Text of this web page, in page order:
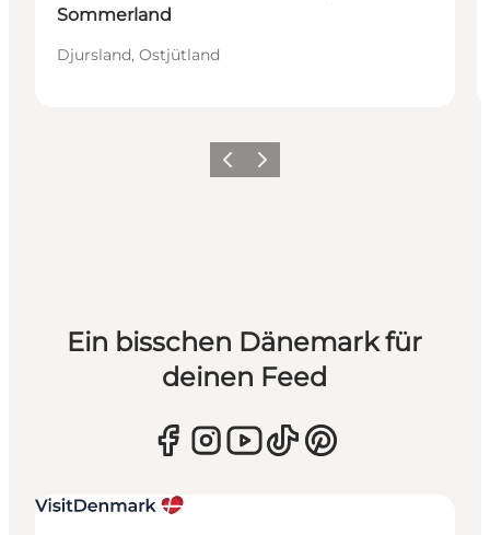
Sommerland
Djursland, Ostjütland
ZurückWeiter
Ein bisschen Dänemark für
deinen Feed